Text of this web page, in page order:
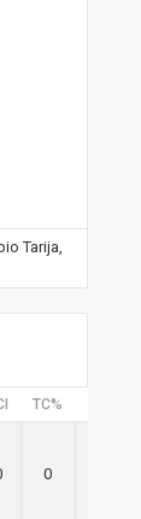
Tarija,
TC%
0